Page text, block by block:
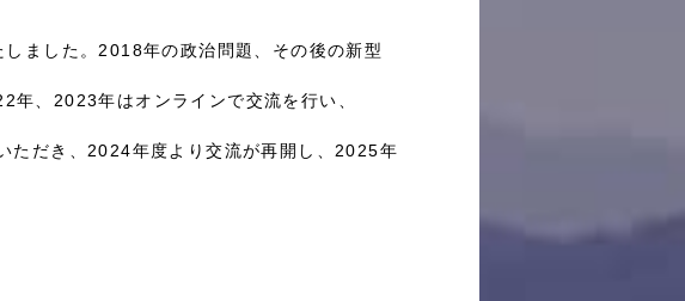
ました。2018年の政治問題、その後の新型
年、2023年はオンラインで交流を行い、
ただき、2024年度より交流が再開し、2025年